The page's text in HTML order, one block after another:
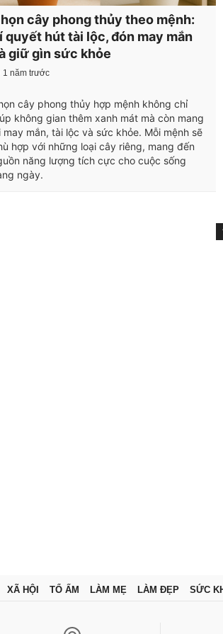
cây phong thủy theo mệnh:
quyết hút tài lộc, đón may mắn
giữ gìn sức khỏe
1 năm trước
cây phong thủy hợp mệnh không chỉ
không gian thêm xanh mát mà còn mang
may mắn, tài lộc và sức khỏe. Mỗi mệnh sẽ
hợp với những loại cây riêng, mang đến
năng lượng tích cực cho cuộc sống
ngày.
XÃ HỘI TỔ ẤM LÀM MẸ LÀM ĐẸP SỨC